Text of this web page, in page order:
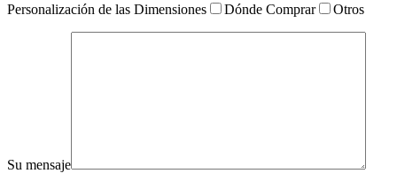
Personalización de las Dimensiones
Dónde Comprar Otros
Su mensaje